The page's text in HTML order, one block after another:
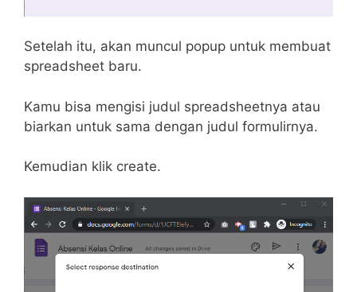
Setelah itu, akan muncul popup untuk membuat
spreadsheet baru.
Kamu bisa mengisi judul spreadsheetnya atau
biarkan untuk sama dengan judul formulirnya.
Kemudian klik create.